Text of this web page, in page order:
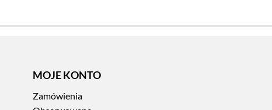
94,54 zł
MOJE KONTO
Zamówienia